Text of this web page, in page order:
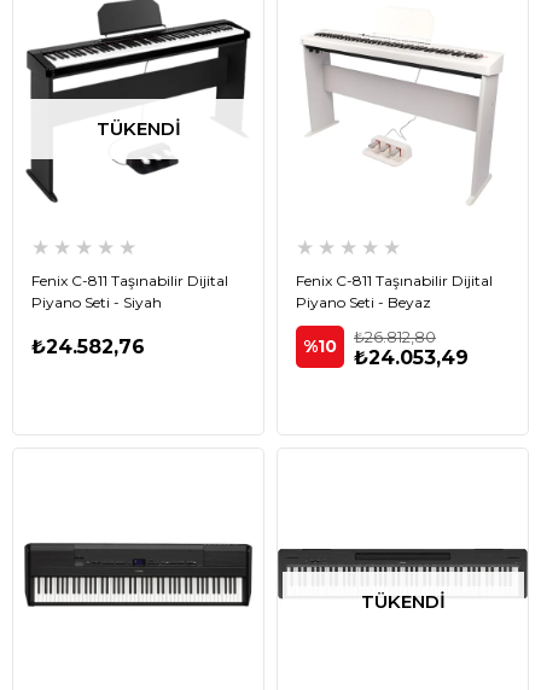
TÜKENDI
★ ★ ★ ★ ★
Fenix C-811 Taşınabilir Dijital
Piyano Seti - Siyah
₺24.582,76
★ ★ ★ ★ ★
Fenix C-811 Taşınabilir Dijital
Piyano Seti - Beyaz
%10 ₺24.053,49
₺26.812,80
TÜKENDI